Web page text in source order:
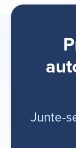
Junte-